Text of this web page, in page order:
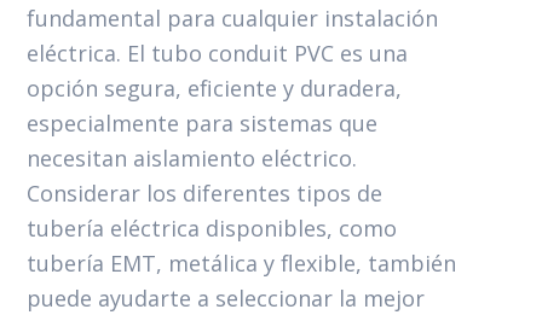
fundamental para cualquier instalación
eléctrica. El tubo conduit PVC es una
opción segura, eficiente y duradera,
especialmente para sistemas que
necesitan aislamiento eléctrico.
Considerar los diferentes tipos de
tubería eléctrica disponibles, como
tubería EMT, metálica y flexible, también
puede ayudarte a seleccionar la mejor